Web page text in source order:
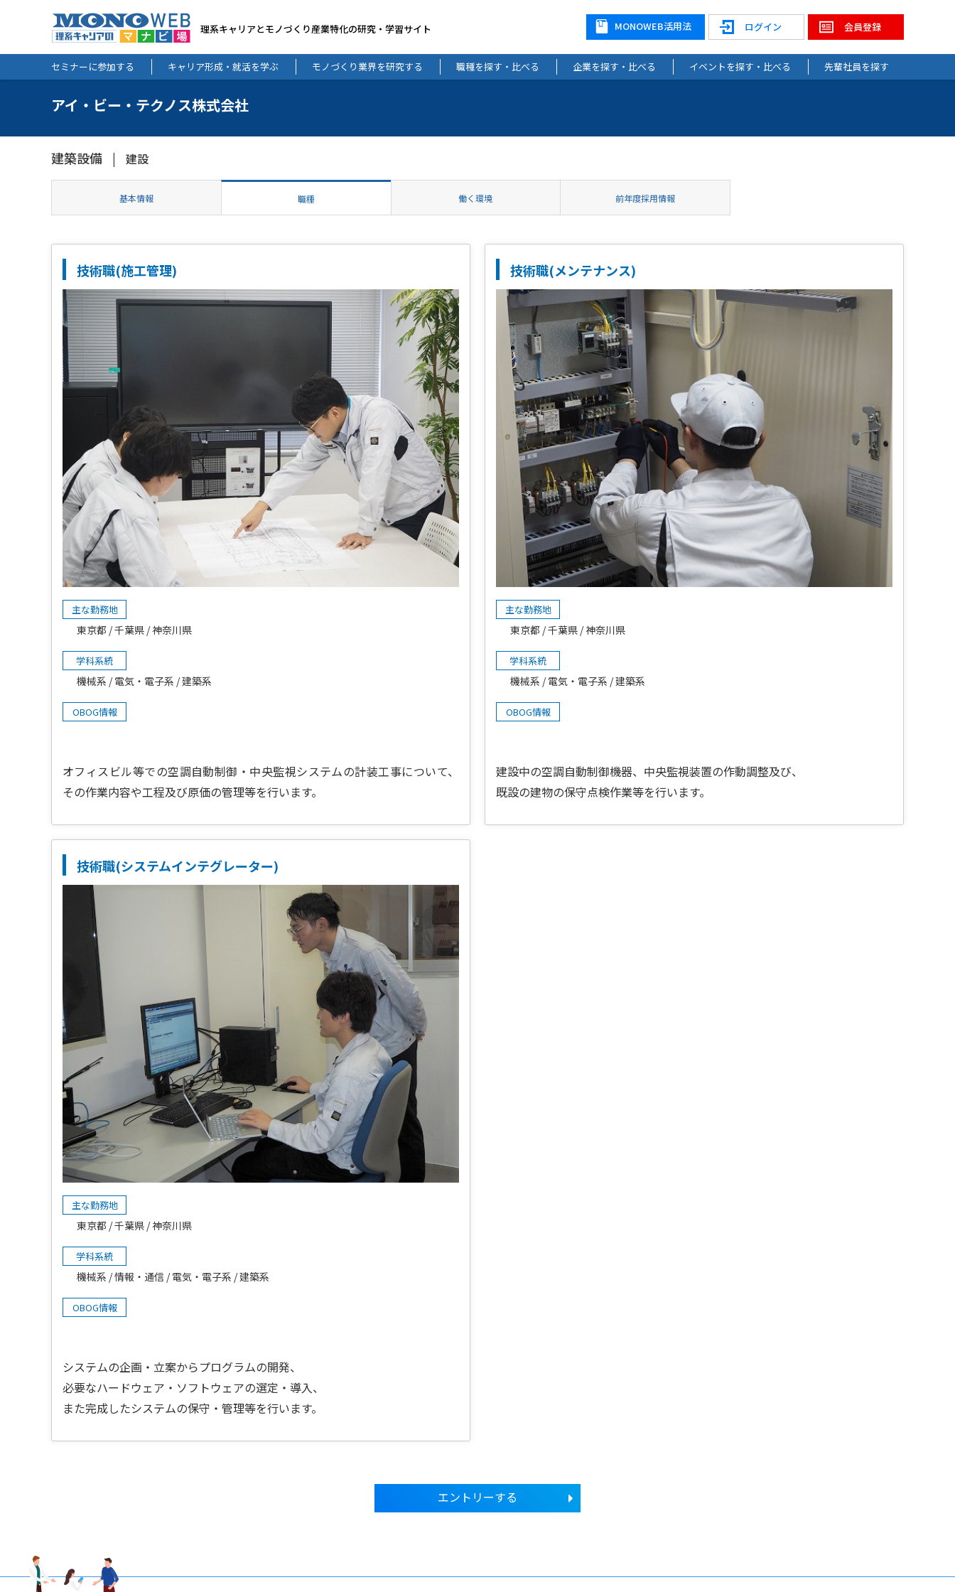
理系キャリアとモノづくり産業特化の研究・学習サイト 会員登録
ログイン
MONOWEB活用法
セミナーに参加する キャリア形成・就活を学ぶ モノづくり業界を研究する 職種を探す・比べる 企業を探す・比べる イベントを探す・比べる 先輩社員を探す
アイ・ビー・テクノス株式会社
建築設備 建設
基本情報 職種 働く環境 前年度採用情報
技術職(施工管理)
主な勤務地
東京都 千葉県 神奈川県
学科系統
機械系 電気・電子系 建築系
OBOG情報
オフィスビル等での空調自動制御・中央監視システムの計装工事について、
その作業内容や工程及び原価の管理等を行います。
技術職(メンテナンス)
主な勤務地
東京都 千葉県 神奈川県
学科系統
機械系 電気・電子系 建築系
OBOG情報
建設中の空調自動制御機器、中央監視装置の作動調整及び、
既設の建物の保守点検作業等を行います。
技術職(システムインテグレーター)
主な勤務地
東京都 千葉県 神奈川県
学科系統
機械系 情報・通信 電気・電子系 建築系
OBOG情報
システムの企画・立案からプログラムの開発、
必要なハードウェア・ソフトウェアの選定・導入、
また完成したシステムの保守・管理等を行います。
エントリーする